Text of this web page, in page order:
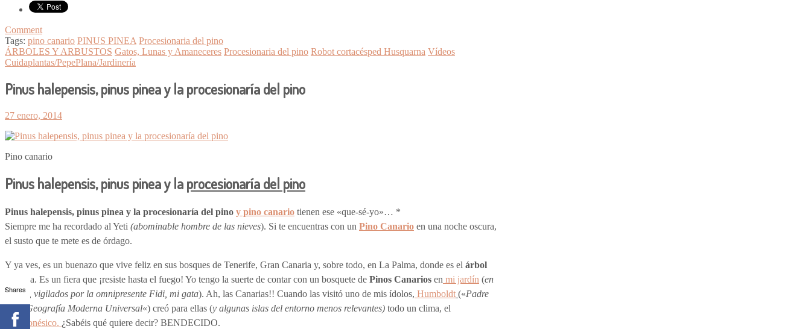
Comment
Tags: pino canario PINUS PINEA Procesionaria del pino
ÁRBOLES Y ARBUSTOS Gatos, Lunas y Amaneceres Procesionaria del pino Robot cortacésped Husquarna Vídeos
Cuidaplantas/PepePlana/Jardinería
Pinus halepensis, pinus pinea y la procesionaría del pino
27 enero, 2014
Pino canario
Pinus halepensis, pinus pinea y laprocesionaría del pino
Pinus halepensis, pinus pinea y la procesionaría del pino y pino canario tienen ese «que-sé-yo»… *
Siempre me ha recordado al Yeti (abominable hombre de las nieves). Si te encuentras con un Pino Canario en una noche oscura,
el susto que te mete es de órdago.
Y ya ves, es un buenazo que vive feliz en sus bosques de Tenerife, Gran Canaria y, sobre todo, en La Palma, donde es el árbol
insignia. Es un fiera que ¡resiste hasta el fuego! Yo tengo la suerte de contar con un bosquete de Pinos Canarios en mi jardín (en
la foto, vigilados por la omnipresente Fidi, mi gata). Ah, las Canarias!! Cuando las visitó uno de mis ídolos, Humboldt («Padre
de la Geografía Moderna Universal«) creó para ellas (y algunas islas del entorno menos relevantes) todo un clima, el
macaronésico. ¿Sabéis qué quiere decir? BENDECIDO.
Shares